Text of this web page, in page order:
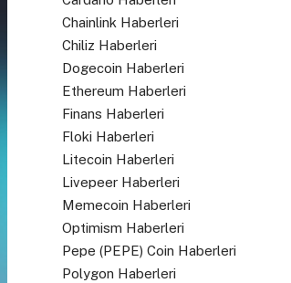
Chainlink Haberleri
Chiliz Haberleri
Dogecoin Haberleri
Ethereum Haberleri
Finans Haberleri
Floki Haberleri
Litecoin Haberleri
Livepeer Haberleri
Memecoin Haberleri
Optimism Haberleri
Pepe (PEPE) Coin Haberleri
Polygon Haberleri